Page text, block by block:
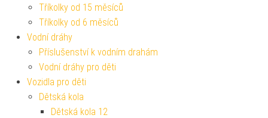
Tříkolky od 15 měsíců
Tříkolky od 6 měsíců
Vodní dráhy
Příslušenství k vodním drahám
Vodní dráhy pro děti
Vozidla pro děti
Dětská kola
Dětská kola 12